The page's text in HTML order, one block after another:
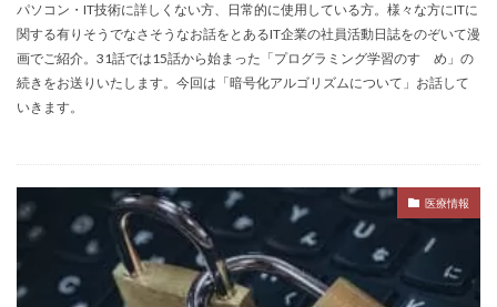
パソコン・IT技術に詳しくない方、日常的に使用している方。様々な方にITに
関する有りそうでなさそうなお話をとあるIT企業の社員活動日誌をのぞいて漫
画でご紹介。31話では15話から始まった「プログラミング学習のすゝめ」の
続きをお送りいたします。今回は「暗号化アルゴリズムについて」お話して
いきます。
医療情報